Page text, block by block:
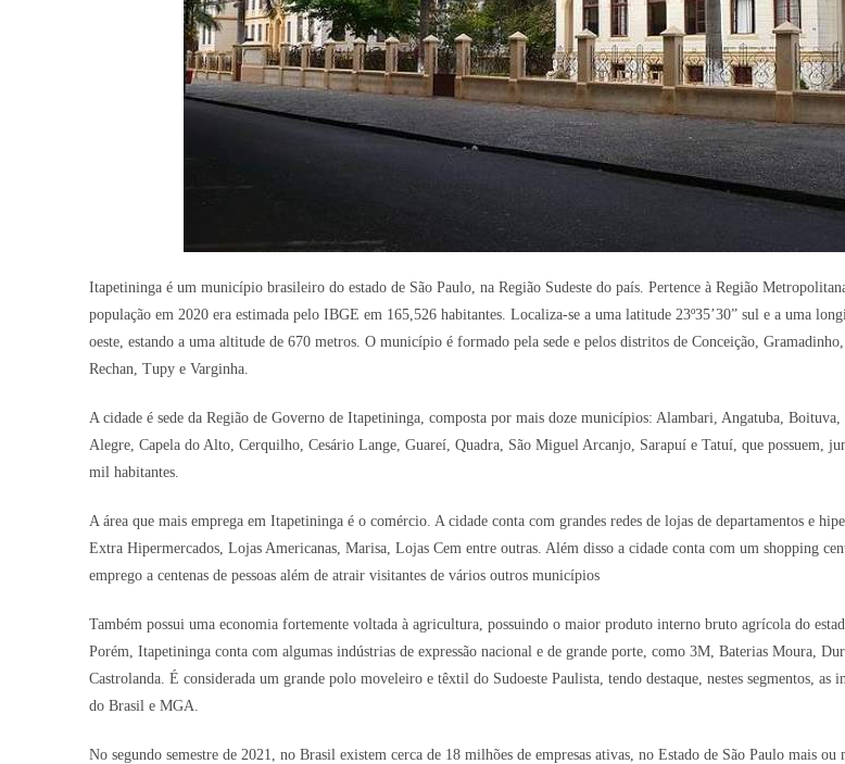
Itapetininga é um município brasileiro do estado de São Paulo, na Região Sudeste do país. Pertence à Região
população em 2020 era estimada pelo IBGE em 165,526 habitantes. Localiza-se a uma latitude 23º35’30” sul e a uma
oeste, estando a uma altitude de 670 metros. O município é formado pela sede e pelos distritos de Conceição,
Rechan, Tupy e Varginha.
A cidade é sede da Região de Governo de Itapetininga, composta por mais doze municípios: Alambari, Angatuba,
Alegre, Capela do Alto, Cerquilho, Cesário Lange, Guareí, Quadra, São Miguel Arcanjo, Sarapuí e Tatuí, que possuem,
mil habitantes.
A área que mais emprega em Itapetininga é o comércio. A cidade conta com grandes redes de lojas de departamentos e
Extra Hipermercados, Lojas Americanas, Marisa, Lojas Cem entre outras. Além disso a cidade conta com um shopping
emprego a centenas de pessoas além de atrair visitantes de vários outros municípios
Também possui uma economia fortemente voltada à agricultura, possuindo o maior produto interno bruto agrícola do
Porém, Itapetininga conta com algumas indústrias de expressão nacional e de grande porte, como 3M, Baterias Moura,
Castrolanda. É considerada um grande polo moveleiro e têxtil do Sudoeste Paulista, tendo destaque, nestes segmentos, as
do Brasil e MGA.
No segundo semestre de 2021, no Brasil existem cerca de 18 milhões de empresas ativas, no Estado de São Paulo mais ou